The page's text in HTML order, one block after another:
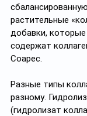
растительные
добавки,
содержат
Соарес.
Разные типы
разному.
(гидролизат